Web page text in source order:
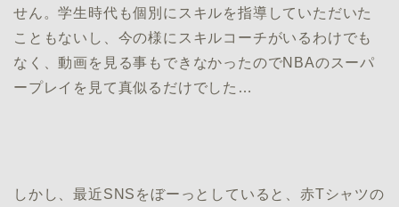
せん。学生時代も個別にスキルを指導していただいた
こともないし、今の様にスキルコーチがいるわけでも
なく、動画を見る事もできなかったのでNBAのスーパ
ープレイを見て真似るだけでした…
しかし、最近SNSをぼーっとしていると、赤Tシャツの